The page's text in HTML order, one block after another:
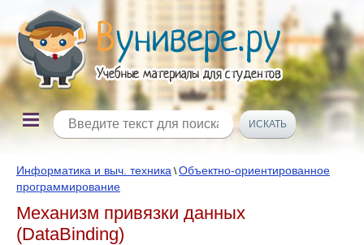
Информатика и выч. техника \Объектно-ориентированное
программирование
Механизм привязки данных
(DataBinding)